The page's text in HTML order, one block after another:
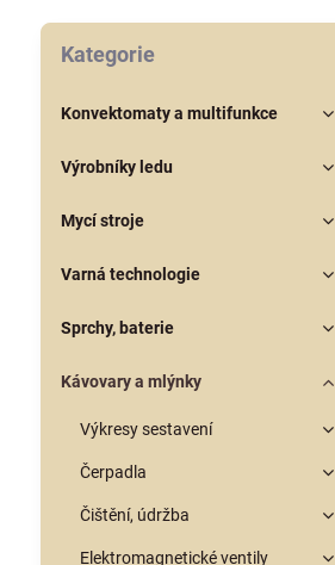
Kategorie
Konvektomaty a multifunkce
Výrobníky ledu
Mycí stroje
Varná technologie
Sprchy, baterie
Kávovary a mlýnky
Výkresy sestavení
Čerpadla
Čištění, údržba
Elektromagnetické ventily